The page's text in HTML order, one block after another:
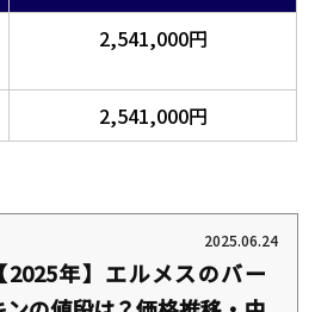
2,541,000円
2,541,000円
2025.06.24
【2025年】エルメスのバー